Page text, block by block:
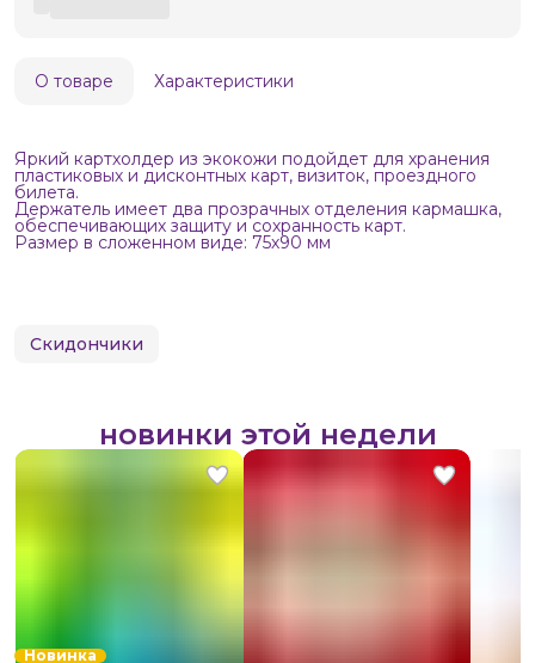
О товаре Характеристики
Яркий картхолдер из экокожи подойдет для хранения
пластиковых и дисконтных карт, визиток, проездного
билета.
Держатель имеет два прозрачных отделения кармашка,
обеспечивающих защиту и сохранность карт.
Размер в сложенном виде: 75х90 мм
Скидончики
новинки этой недели
Новинка